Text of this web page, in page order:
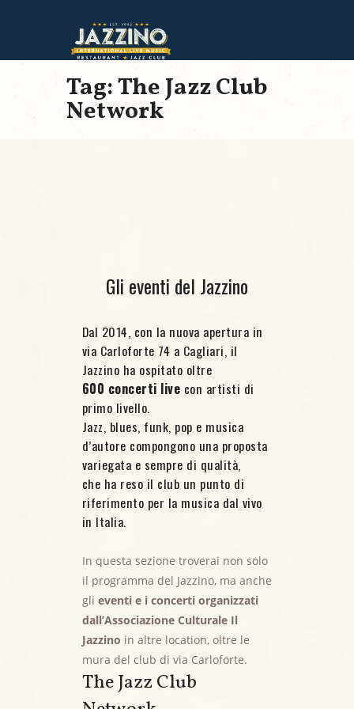
Tag: The Jazz Club
Network
Gli eventi del Jazzino
Dal 2014, con la nuova apertura in
via Carloforte 74 a Cagliari, il
Jazzino ha ospitato oltre
600 concerti live con artisti di
primo livello.
Jazz, blues, funk, pop e musica
d’autore compongono una proposta
variegata e sempre di qualità,
che ha reso il club un punto di
riferimento per la musica dal vivo
in Italia.
In questa sezione troverai non solo
il programma del Jazzino, ma anche
gli eventi e i concerti organizzati
dall’Associazione Culturale Il
Jazzino in altre location, oltre le
mura del club di via Carloforte.
The Jazz Club